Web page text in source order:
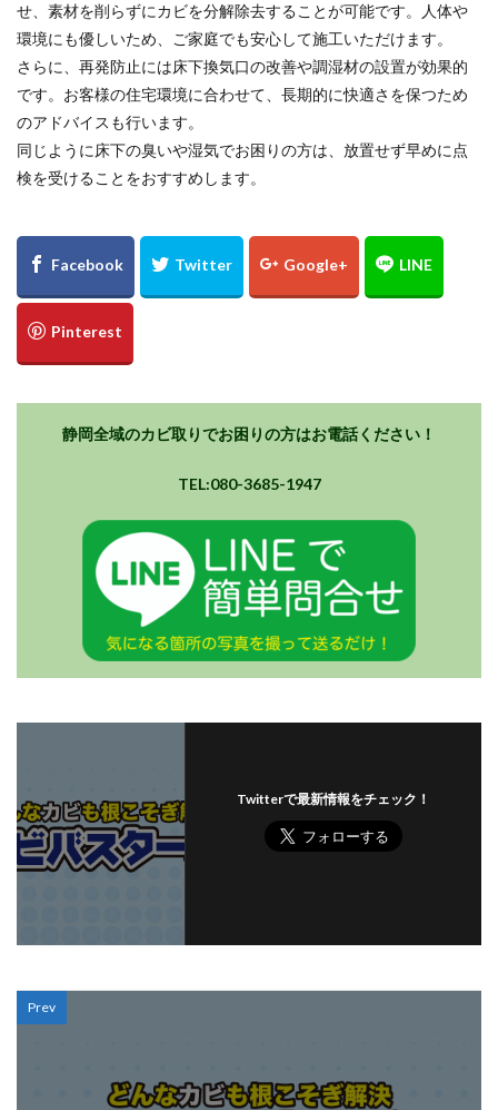
せ、素材を削らずにカビを分解除去することが可能です。人体や
環境にも優しいため、ご家庭でも安心して施工いただけます。
さらに、再発防止には床下換気口の改善や調湿材の設置が効果的
です。お客様の住宅環境に合わせて、長期的に快適さを保つため
のアドバイスも行います。
同じように床下の臭いや湿気でお困りの方は、放置せず早めに点
検を受けることをおすすめします。
静岡全域のカビ取りでお困りの方はお電話ください！
TEL:080-3685-1947
Twitterで最新情報をチェック！
Prev